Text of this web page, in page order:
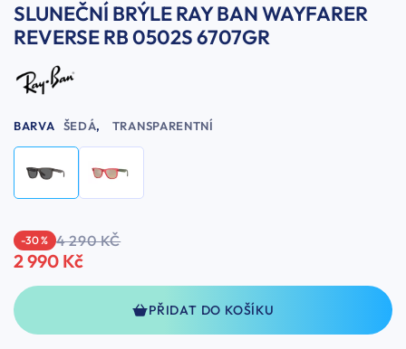
SLUNEČNÍ BRÝLE RAY BAN WAYFARER
REVERSE RB 0502S 6707GR
BARVA ŠEDÁ, TRANSPARENTNÍ
-30 % 4 290 KČ
2 990 Kč
PŘIDAT DO KOŠÍKU